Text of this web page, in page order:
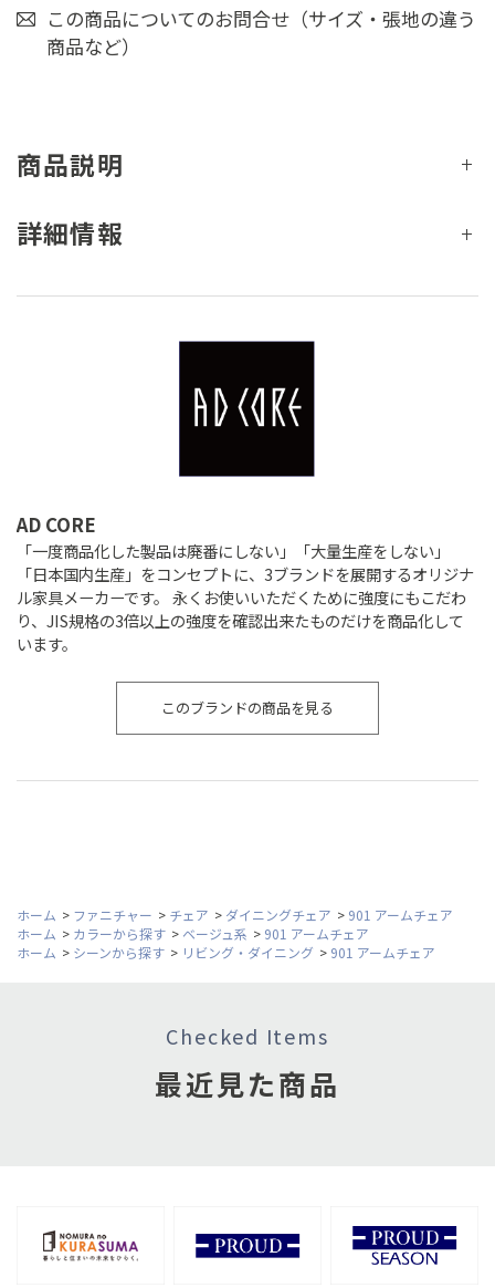
この商品についてのお問合せ（サイズ・張地の違う
商品など）
商品説明
詳細情報
AD CORE
「一度商品化した製品は廃番にしない」「大量生産をしない」
「日本国内生産」をコンセプトに、3ブランドを展開するオリジナ
ル家具メーカーです。 永くお使いいただくために強度にもこだわ
り、JIS規格の3倍以上の強度を確認出来たものだけを商品化して
います。
このブランドの商品を見る
ホーム > ファニチャー > チェア > ダイニングチェア > 901 アームチェア
ホーム > カラーから探す > ベージュ系 > 901 アームチェア
ホーム > シーンから探す > リビング・ダイニング > 901 アームチェア
Checked Items
最近見た商品